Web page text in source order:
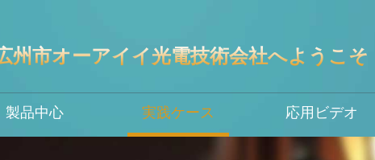
州市オーアイイ光電技術会社へようこそ
製品中心 実践ケース 応用ビデオ